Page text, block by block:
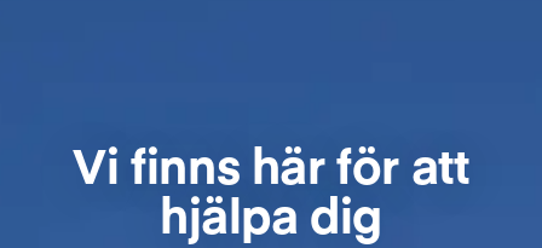
Vi finns här för att
hjälpa dig